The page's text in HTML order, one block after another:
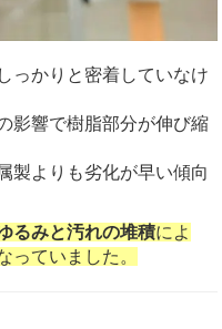
っかりと密着していなけ
影響で樹脂部分が伸び縮
製よりも劣化が早い傾向
るみと汚れの堆積によ
っていました。